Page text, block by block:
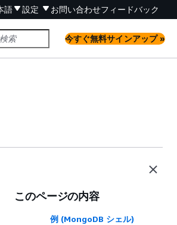
語 設定 お問い合わせフィードバック
今すぐ無料サインアップ »
このページの内容
例 (MongoDB シェル)